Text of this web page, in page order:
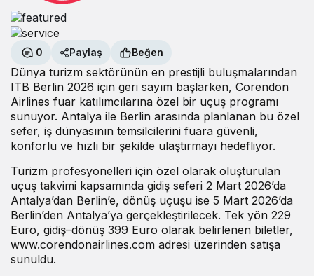
0 Paylaş Beğen
Dünya turizm sektörünün en prestijli buluşmalarından
ITB Berlin 2026 için geri sayım başlarken, Corendon
Airlines fuar katılımcılarına özel bir uçuş programı
sunuyor. Antalya ile Berlin arasında planlanan bu özel
sefer, iş dünyasının temsilcilerini fuara güvenli,
konforlu ve hızlı bir şekilde ulaştırmayı hedefliyor.
Turizm profesyonelleri için özel olarak oluşturulan
uçuş takvimi kapsamında gidiş seferi 2 Mart 2026’da
Antalya’dan Berlin’e, dönüş uçuşu ise 5 Mart 2026’da
Berlin’den Antalya’ya gerçekleştirilecek. Tek yön 229
Euro, gidiş–dönüş 399 Euro olarak belirlenen biletler,
www.corendonairlines.com adresi üzerinden satışa
sunuldu.